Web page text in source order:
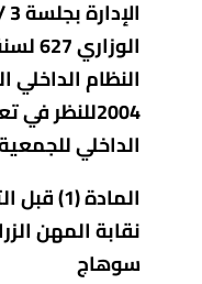
الداخلي
المادة
نقابة المهن
سوهاج